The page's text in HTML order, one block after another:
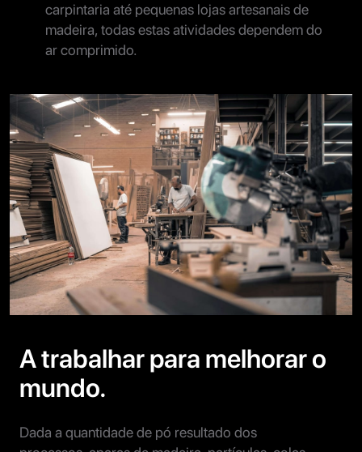
carpintaria até pequenas lojas artesanais de
madeira, todas estas atividades dependem do
ar comprimido.
A trabalhar para melhorar o
mundo.
Dada a quantidade de pó resultado dos